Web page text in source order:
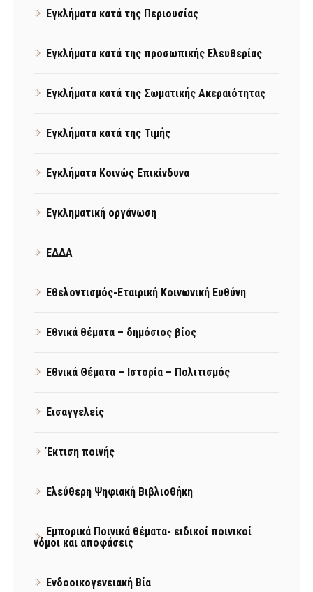
Εγκλήματα κατά της Περιουσίας
Εγκλήματα κατά της προσωπικής Ελευθερίας
Εγκλήματα κατά της Σωματικής Ακεραιότητας
Εγκλήματα κατά της Τιμής
Εγκλήματα Κοινώς Επικίνδυνα
Εγκληματική οργάνωση
ΕΔΔΑ
Εθελοντισμός-Εταιρική Κοινωνική Ευθύνη
Εθνικά θέματα – δημόσιος βίος
Εθνικά Θέματα – Ιστορία – Πολιτισμός
Εισαγγελείς
Έκτιση ποινής
Ελεύθερη Ψηφιακή Βιβλιοθήκη
Εμπορικά Ποινικά θέματα- ειδικοί ποινικοί
νόμοι και αποφάσεις
Ενδοοικογενειακή Βία